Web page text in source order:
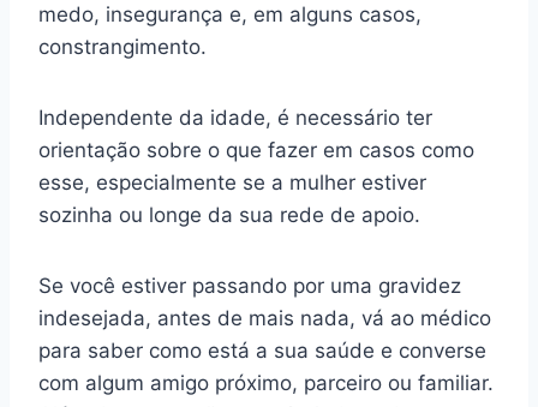
medo, insegurança e, em alguns casos,
constrangimento.
Independente da idade, é necessário ter
orientação sobre o que fazer em casos como
esse, especialmente se a mulher estiver
sozinha ou longe da sua rede de apoio.
Se você estiver passando por uma gravidez
indesejada, antes de mais nada, vá ao médico
para saber como está a sua saúde e converse
com algum amigo próximo, parceiro ou familiar.